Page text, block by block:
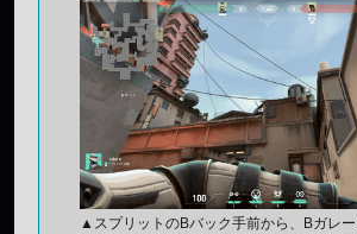
▲スプリットのBバック手前から、Bガレ